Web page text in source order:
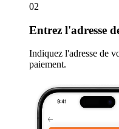
02
Entrez l'adresse
Indiquez l'adresse de
paiement.